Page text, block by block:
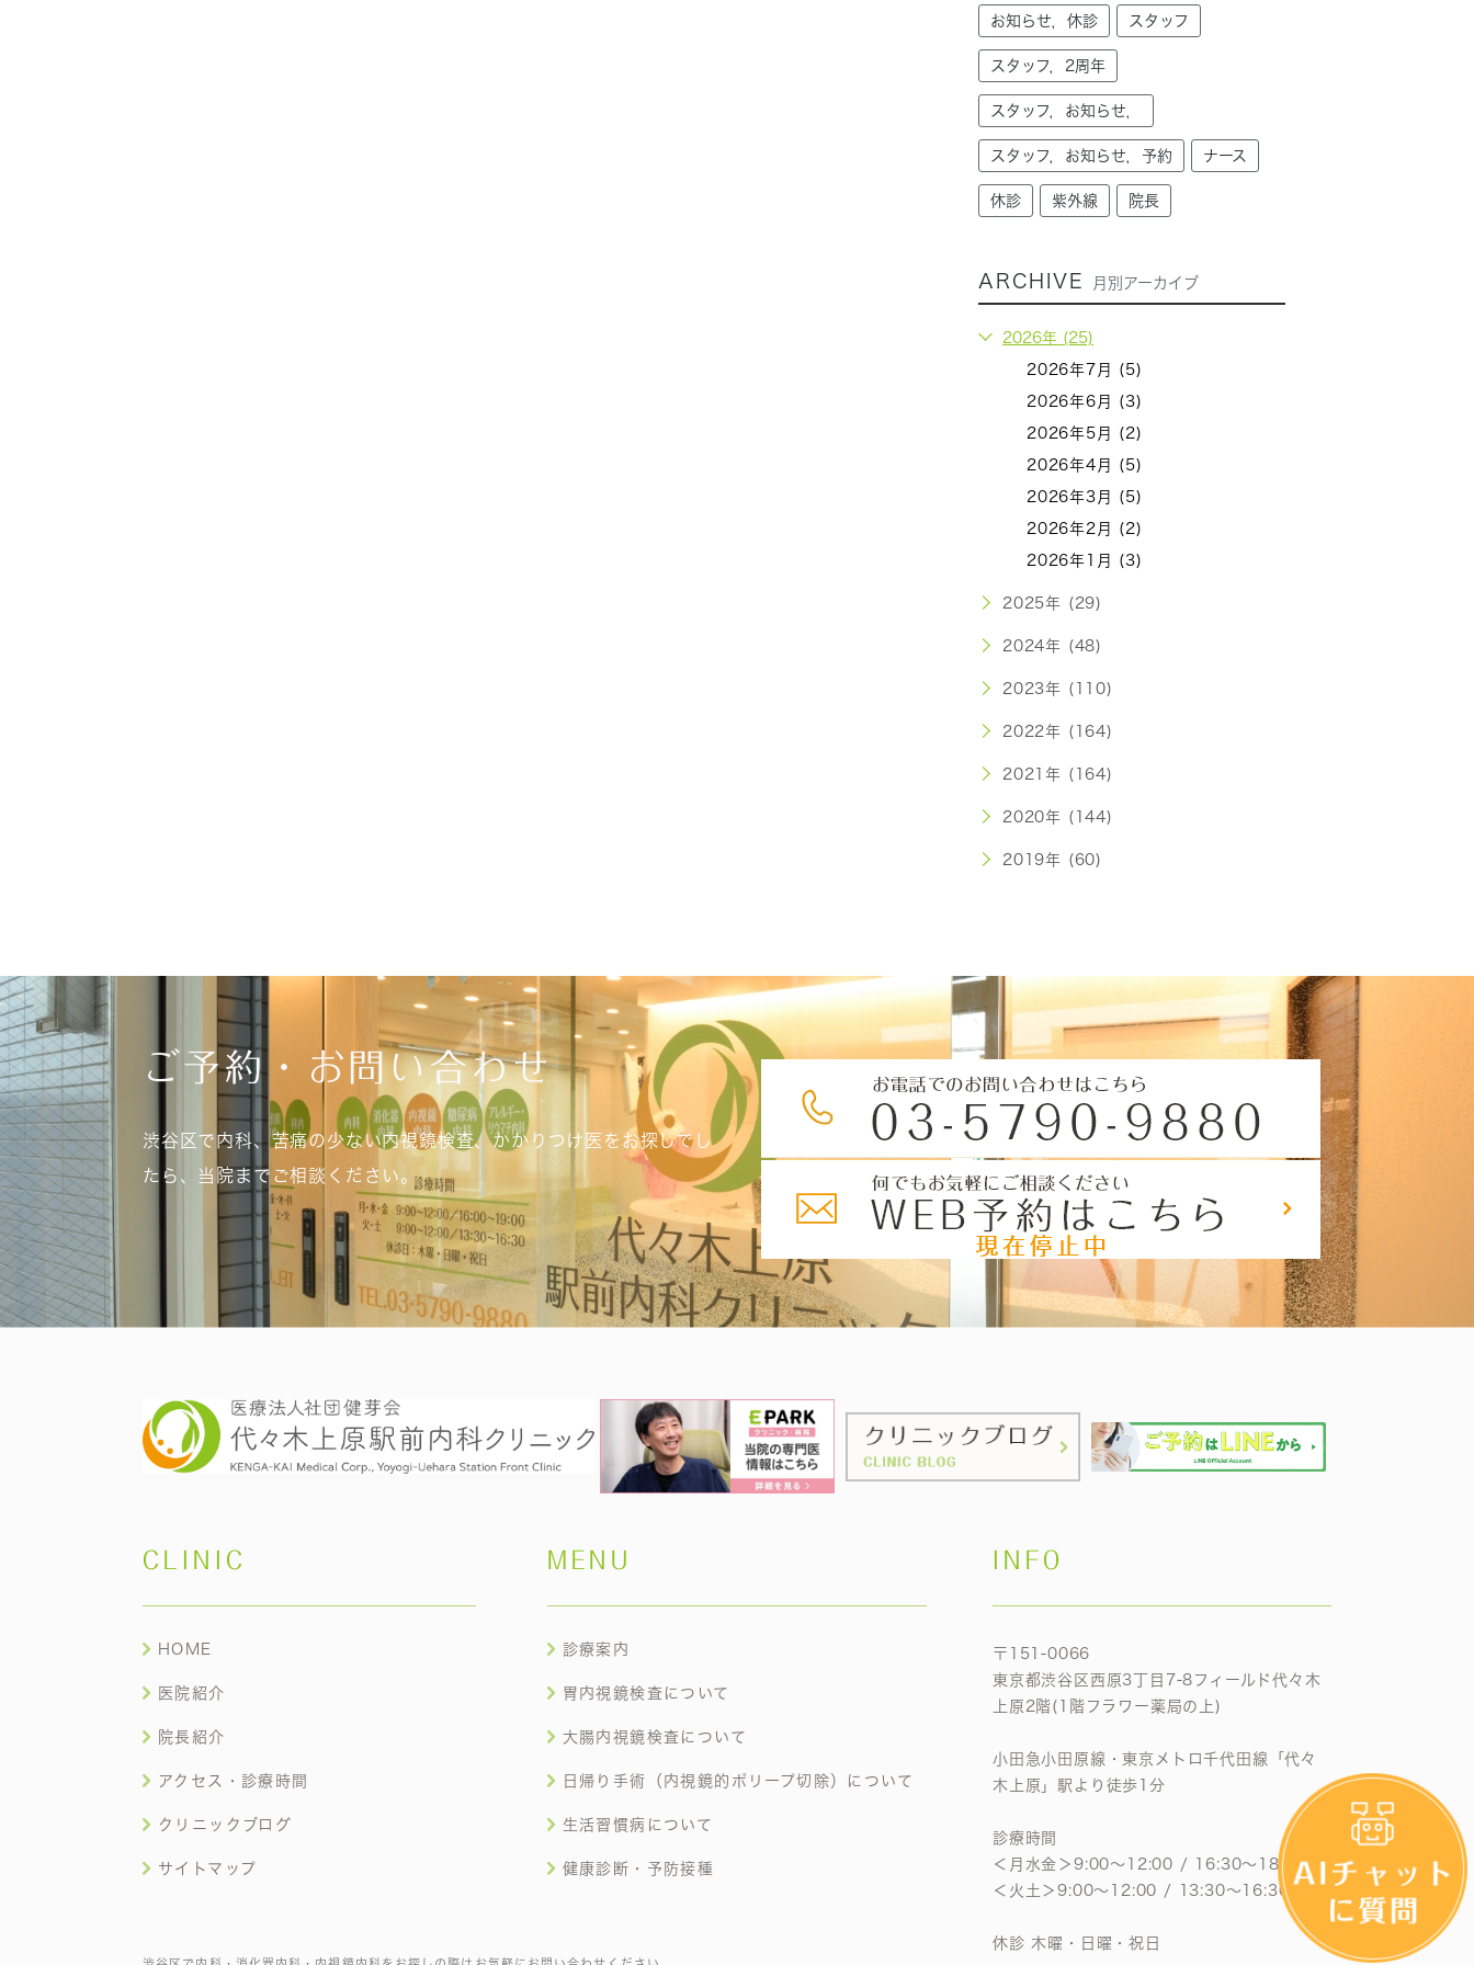
お知らせ，休診 スタッフ
スタッフ，2周年
スタッフ，お知らせ，
スタッフ，お知らせ，予約 ナース
休診 紫外線 院長
ARCHIVE 月別アーカイブ
2026年 (25)
2026年7月 (5)
2026年6月 (3)
2026年5月 (2)
2026年4月 (5)
2026年3月 (5)
2026年2月 (2)
2026年1月 (3)
2025年 (29)
2024年 (48)
2023年 (110)
2022年 (164)
2021年 (164)
2020年 (144)
2019年 (60)
ご予約・お問い合わせ
渋谷区で内科、苦痛の少ない内視鏡検査、かかりつけ医をお探しでし
たら、当院までご相談ください。
CLINIC
HOME
医院紹介
院長紹介
アクセス・診療時間
クリニックブログ
サイトマップ
MENU
診療案内
胃内視鏡検査について
大腸内視鏡検査について
日帰り手術（内視鏡的ポリープ切除）について
生活習慣病について
健康診断・予防接種
INFO
〒151-0066
東京都渋谷区西原3丁目7-8フィールド代々木
上原2階(1階フラワー薬局の上)
小田急小田原線・東京メトロ千代田線「代々
木上原」駅より徒歩1分
診療時間
＜月水金＞9:00〜12:00 / 16:30〜18:30
＜火土＞9:00〜12:00 / 13:30〜16:30
休診 木曜・日曜・祝日